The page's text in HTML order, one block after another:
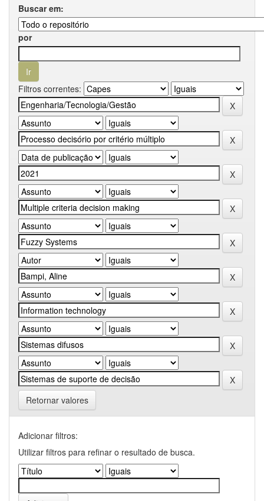
Buscar em:
por
Filtros correntes:
Retornar valores
Adicionar filtros:
Utilizar filtros para refinar o resultado de busca.